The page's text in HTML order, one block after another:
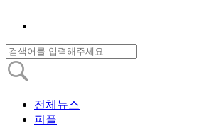
전체뉴스
피플